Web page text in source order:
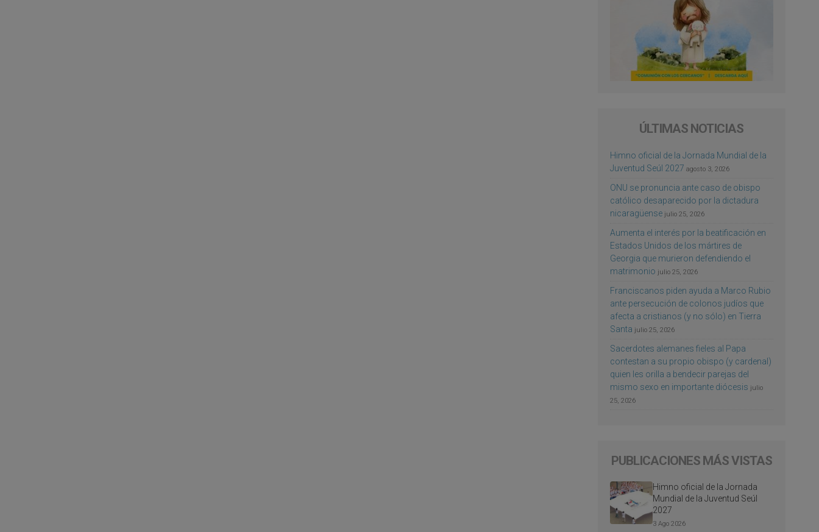
ÚLTIMAS NOTICIAS
Himno oficial de la Jornada Mundial de la
Juventud Seúl 2027 agosto 3, 2026
ONU se pronuncia ante caso de obispo
católico desaparecido por la dictadura
nicaragüense julio 25, 2026
Aumenta el interés por la beatificación en
Estados Unidos de los mártires de
Georgia que murieron defendiendo el
matrimonio julio 25, 2026
Franciscanos piden ayuda a Marco Rubio
ante persecución de colonos judíos que
afecta a cristianos (y no sólo) en Tierra
Santa julio 25, 2026
Sacerdotes alemanes fieles al Papa
contestan a su propio obispo (y cardenal)
quien les orilla a bendecir parejas del
mismo sexo en importante diócesis julio
25, 2026
PUBLICACIONES MÁS VISTAS
Himno oficial de la Jornada
Mundial de la Juventud Seúl
2027
3 Ago 2026